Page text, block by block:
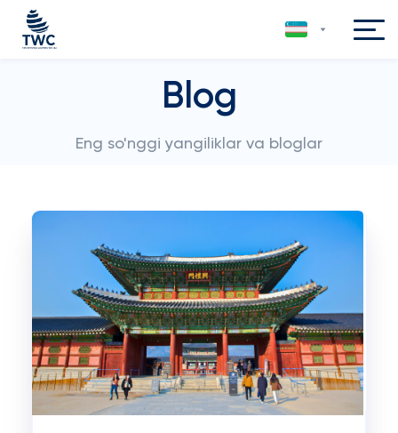
Blog
Eng so'nggi yangiliklar va bloglar